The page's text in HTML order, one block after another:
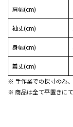
肩幅(cm)
袖丈(cm)
身幅(cm)
着丈(cm)
※ 手作業での採寸の為
※ 商品は全て平置きにて